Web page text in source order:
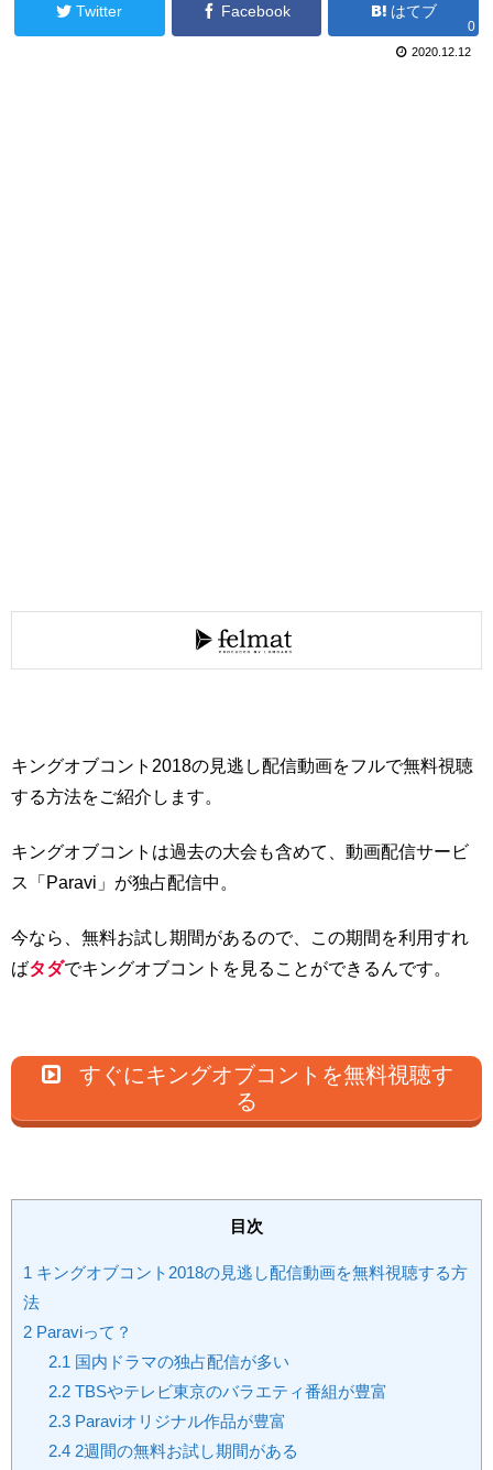
Twitter Facebook はてブ
0
2020.12.12
キングオブコント2018の見逃し配信動画をフルで無料視聴
する方法をご紹介します。
キングオブコントは過去の大会も含めて、動画配信サービ
ス「Paravi」が独占配信中。
今なら、無料お試し期間があるので、この期間を利用すれ
ばタダでキングオブコントを見ることができるんです。
すぐにキングオブコントを無料視聴す
る
目次
1 キングオブコント2018の見逃し配信動画を無料視聴する方
法
2 Paraviって？
2.1 国内ドラマの独占配信が多い
2.2TBSやテレビ東京のバラエティ番組が豊富
2.3Paraviオリジナル作品が豊富
2.42週間の無料お試し期間がある